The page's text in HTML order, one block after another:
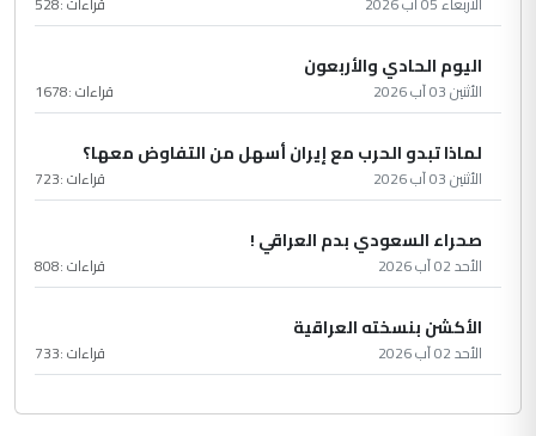
اليوم الحادي والأربعون
الأثنين 03 آب 2026 قراءات :1678
لماذا تبدو الحرب مع إيران أسهل من التفاوض معها؟
الأثنين 03 آب 2026 قراءات :723
صحراء السعودي بدم العراقي !
الأحد 02 آب 2026 قراءات :808
الأكشن بنسخته العراقية
الأحد 02 آب 2026 قراءات :733